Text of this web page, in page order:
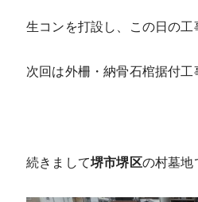
生コンを打設し、この日の工
次回は外柵・納骨石棺据付工
続きまして堺市堺区の村墓地